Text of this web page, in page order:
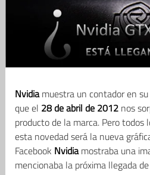
Nvidiamuestra un contador en
que el 28 de abril de 2012nos
producto de la marca. Pero todos
esta novedad será la nueva
Facebook Nvidiamostraba una
mencionaba la próxima llegada